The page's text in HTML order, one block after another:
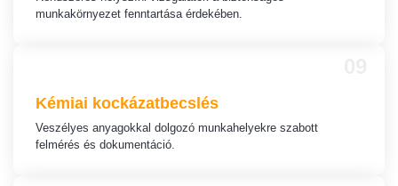
munkakörnyezet fenntartása érdekében.
Kémiai kockázatbecslés
Veszélyes anyagokkal dolgozó munkahelyekre szabott
felmérés és dokumentáció.